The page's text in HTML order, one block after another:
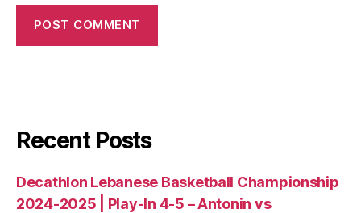
Recent Posts
Decathlon Lebanese Basketball Championship
2024-2025 | Play-In 4-5 – Antonin vs